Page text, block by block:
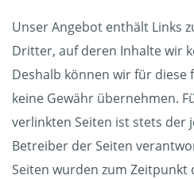
Unser Angebot enthält Links
Dritter, auf deren Inhalte wir
Deshalb können wir für diese
keine Gewähr übernehmen.
verlinkten Seiten ist stets der
Betreiber der Seiten
Seiten wurden zum Zeitpunkt